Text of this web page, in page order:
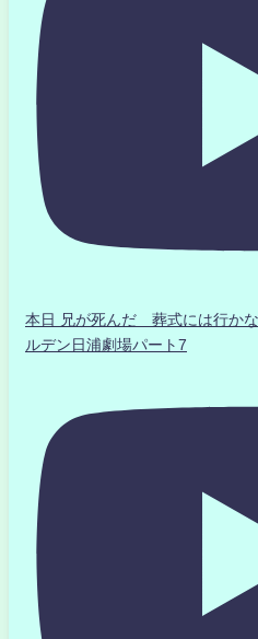
本日 兄が死んだ 葬式には行か
ルデン日浦劇場パート7